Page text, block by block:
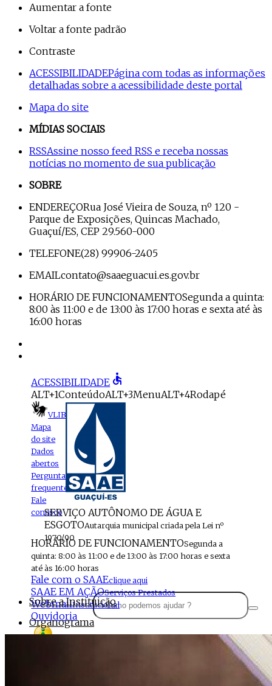
Aumentar a fonte
Voltar a fonte padrão
Contraste
ACESSIBILIDADEPágina com todas as informações
detalhadas sobre a acessibilidade deste portal
Mapa do site
MÍDIAS SOCIAIS
RSSAssine nosso feed RSS e receba nossas
notícias no momento de sua publicação
SOBRE
ENDEREÇORua José Vieira de Souza, nº 120 -
Parque de Exposições, Quincas Machado,
Guaçuí/ES, CEP 29.560-000
TELEFONE(28) 99906-2405
EMAILcontato@saaeguacui.es.gov.br
HORÁRIO DE FUNCIONAMENTOSegunda a quinta:
8:00 às 11:00 e de 13:00 às 17:00 horas e sexta até às
16:00 horas
ACESSIBILIDADE accessible
ALT+1ConteúdoALT+3MenuALT+4Rodapé
VLIBRAS
Mapa
do site
Dados
abertos
Perguntas
frequentes
Fale
conosco
SERVIÇO AUTÔNOMO DE ÁGUA E
ESGOTOAutarquia municipal criada pela Lei nº
1970/90
HORÁRIO DE FUNCIONAMENTOSegunda a
quinta: 8:00 às 11:00 e de 13:00 às 17:00 horas e sexta
até às 16:00 horas
Fale com o SAAEclique aqui
SAAE EM AÇÃOServiços Prestados
WebmailInstitucional
Ouvidoria
Sobre a Instituição
Organograma